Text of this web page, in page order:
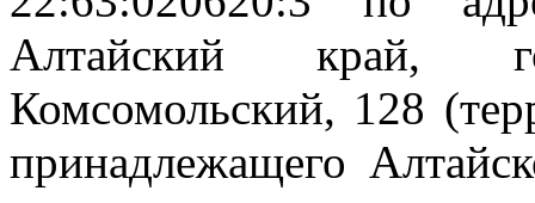
Алтайский край,
Комсомольский, 128
принадлежащего